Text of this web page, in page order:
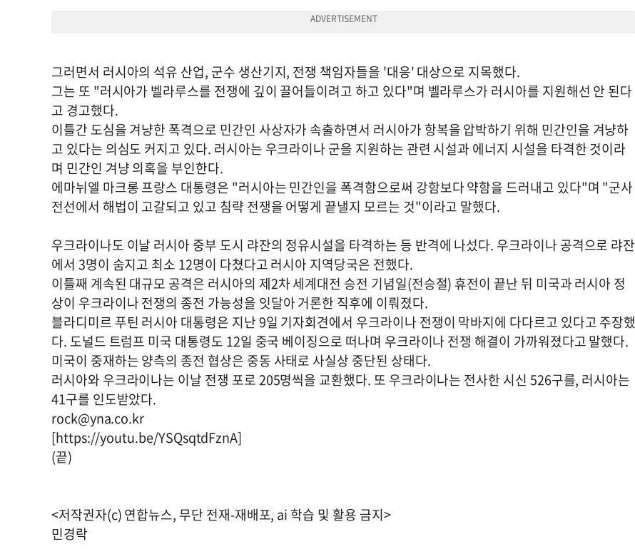
그러면서 러시아의 석유 산업, 군수 생산기지, 전쟁 책임자들을 '대응' 대상으로 지목했다.
그는 또 "러시아가 벨라루스를 전쟁에 깊이 끌어들이려고 하고 있다"며 벨라루스가 러시아를 지원해선 안 된다
고 경고했다.
이틀간 도심을 겨냥한 폭격으로 민간인 사상자가 속출하면서 러시아가 항복을 압박하기 위해 민간인을 겨냥하
고 있다는 의심도 커지고 있다. 러시아는 우크라이나 군을 지원하는 관련 시설과 에너지 시설을 타격한 것이라
며 민간인 겨냥 의혹을 부인한다.
에마뉘엘 마크롱 프랑스 대통령은 "러시아는 민간인을 폭격함으로써 강함보다 약함을 드러내고 있다"며 "군사
전선에서 해법이 고갈되고 있고 침략 전쟁을 어떻게 끝낼지 모르는 것"이라고 말했다.
우크라이나도 이날 러시아 중부 도시 랴잔의 정유시설을 타격하는 등 반격에 나섰다. 우크라이나 공격으로 랴잔
에서 3명이 숨지고 최소 12명이 다쳤다고 러시아 지역당국은 전했다.
이틀째 계속된 대규모 공격은 러시아의 제2차 세계대전 승전 기념일(전승절) 휴전이 끝난 뒤 미국과 러시아 정
상이 우크라이나 전쟁의 종전 가능성을 잇달아 거론한 직후에 이뤄졌다.
블라디미르 푸틴 러시아 대통령은 지난 9일 기자회견에서 우크라이나 전쟁이 막바지에 다다르고 있다고 주장했
다. 도널드 트럼프 미국 대통령도 12일 중국 베이징으로 떠나며 우크라이나 전쟁 해결이 가까워졌다고 말했다.
미국이 중재하는 양측의 종전 협상은 중동 사태로 사실상 중단된 상태다.
러시아와 우크라이나는 이날 전쟁 포로 205명씩을 교환했다. 또 우크라이나는 전사한 시신 526구를, 러시아는
41구를 인도받았다.
rock@yna.co.kr
[https://youtu.be/YSQsqtdFznA]
(끝)
<저작권자(c) 연합뉴스, 무단 전재-재배포, ai 학습 및 활용 금지>
민경락